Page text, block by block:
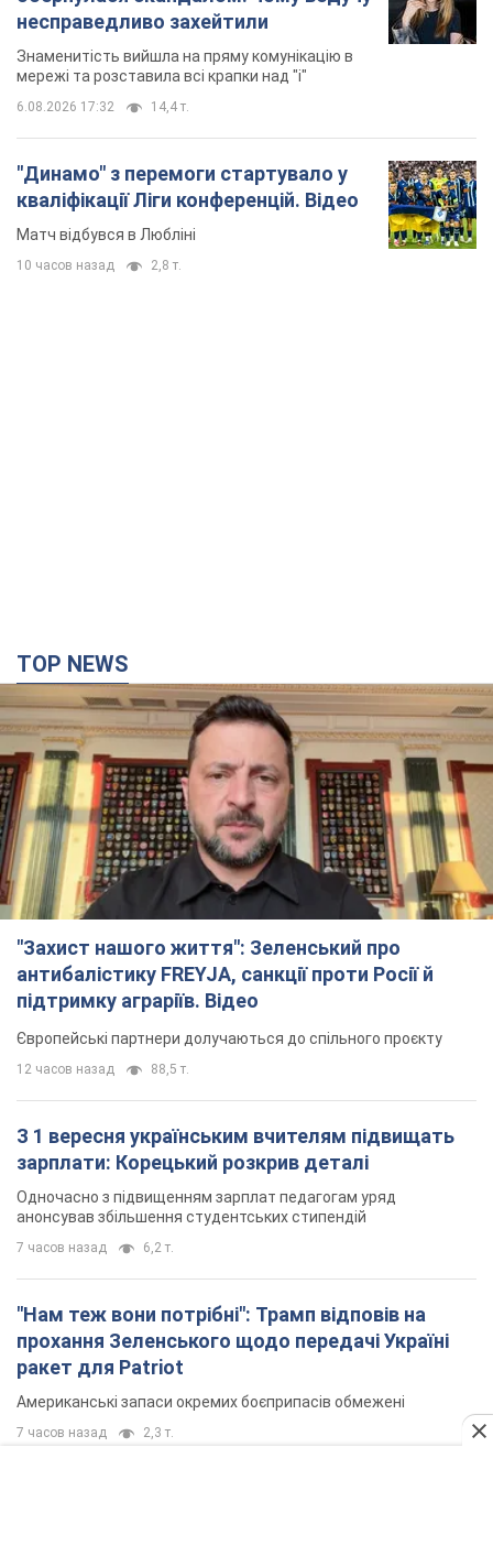
Матч відбувся в Любліні
10 часов назад
"Захист нашого життя": Зеленський про
антибалістику FREYJA, санкції проти Росії й
підтримку аграріїв. Відео
Європейські партнери долучаються до спільного проєкту
12 часов назад 88,5 т.
З 1 вересня українським вчителям підвищать
зарплати: Корецький розкрив деталі
Одночасно з підвищенням зарплат педагогам уряд
анонсував збільшення студентських стипендій
7 часов назад
"Нам теж вони потрібні": Трамп відповів на
прохання Зеленського щодо передачі Україні
ракет для Patriot
7 часов назад 2,3 т.